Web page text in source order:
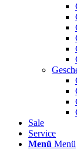
Sale
Service
Menü Menü